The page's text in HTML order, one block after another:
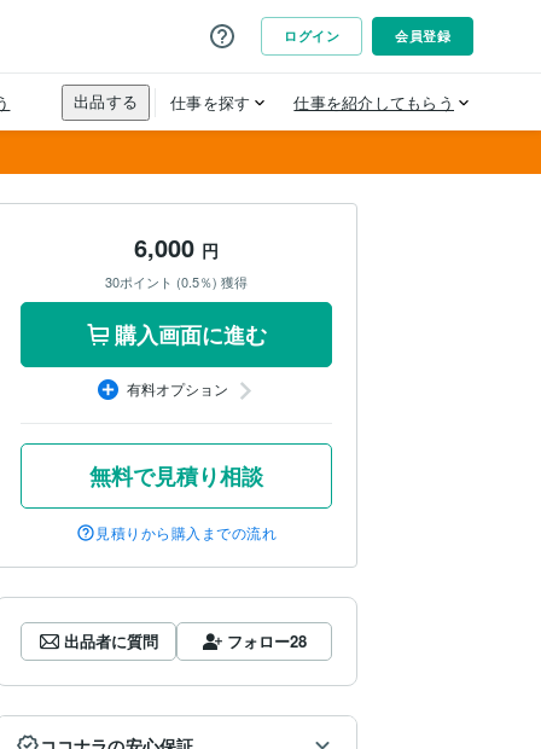
6,000 円
30ポイント (0.5％) 獲得
購入画面に進む
有料オプション
無料で見積り相談
見積りから購入までの流れ
出品者に質問 フォロー28